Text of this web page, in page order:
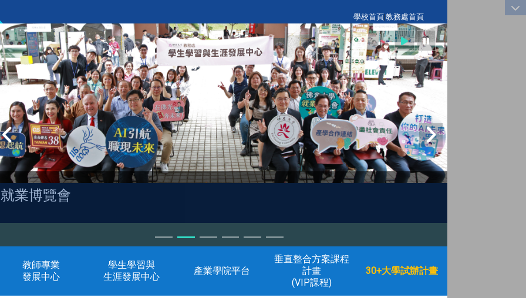
學校首頁|教務處首頁
就業博覽會
教師專業
發展中心
學生學習與
生涯發展中心
產業學院平台
垂直整合方案課程
計畫
(VIP課程)
30+大學試辦計畫